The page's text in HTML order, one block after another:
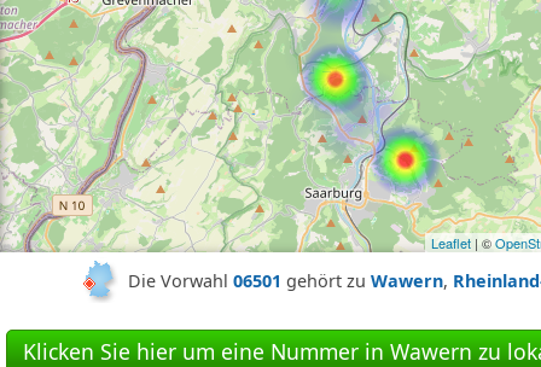
Leaflet | ©
Die Vorwahl06501 gehört zuWawern,
Klicken Sie hier um eine Nummer in Wawern zu